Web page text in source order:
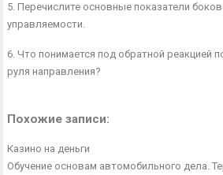
5. Перечислите основные показатели
управляемости.
6. Что понимается под обратной реакцией
руля на­правления?
Похожие записи:
Казино на деньги
Обучение основам автомобильного дела.